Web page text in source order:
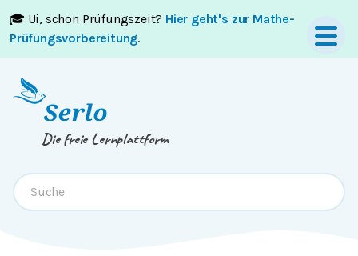
🎓 Ui, schon Prüfungszeit? Hier geht's zur Mathe-
Prüfungsvorbereitung.
Springe zumInhaltoderFooter
Die freie Lernplattform